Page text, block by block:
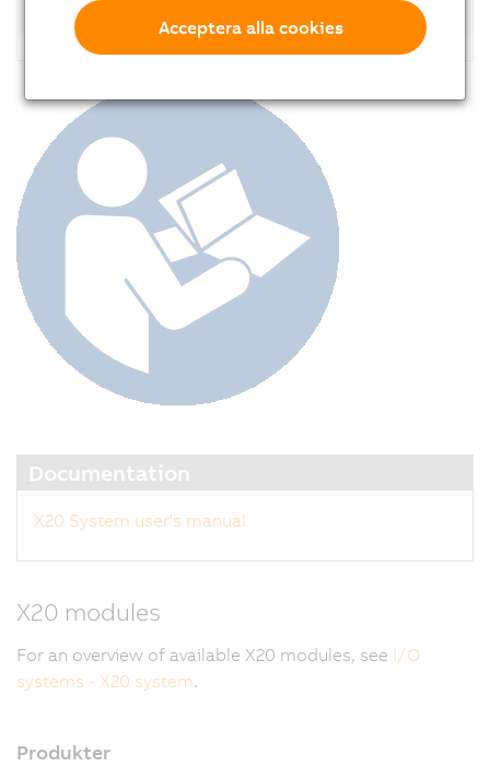
Accessories
Documentation
X20 System user's manual
X20 modules
For an overview of available X20 modules, see I/O
systems - X20 system.
Produkter
Acceptera alla cookies